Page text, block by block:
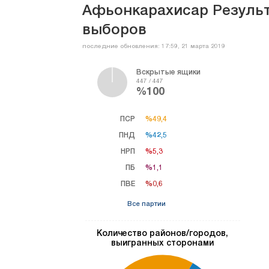
Афьонкарахисар
выборов
последние обновления: 17:59, 21 марта 2019
Вскрытые ящики
447 / 447
%100
ПСР
ПНД
НРП
ПБ
ПВЕ
%49,4
%42,5
%5,3
%1,1
%0,6
%49,4
%42,5
%5,3
%1,1
%0,6
Все партии
Количество районов/городов,
выигранных сторонами